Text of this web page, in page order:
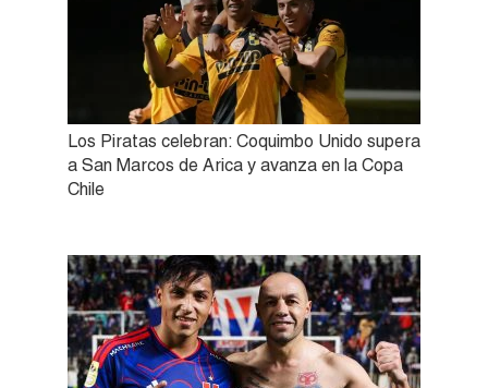
Los Piratas celebran: Coquimbo Unido supera
a San Marcos de Arica y avanza en la Copa
Chile